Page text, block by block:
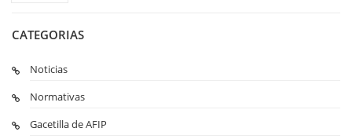
CATEGORIAS
Noticias
Normativas
Gacetilla de AFIP